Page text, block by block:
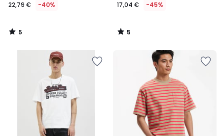
22,79 € -40%
5
/
17,04 € -45%
5
/